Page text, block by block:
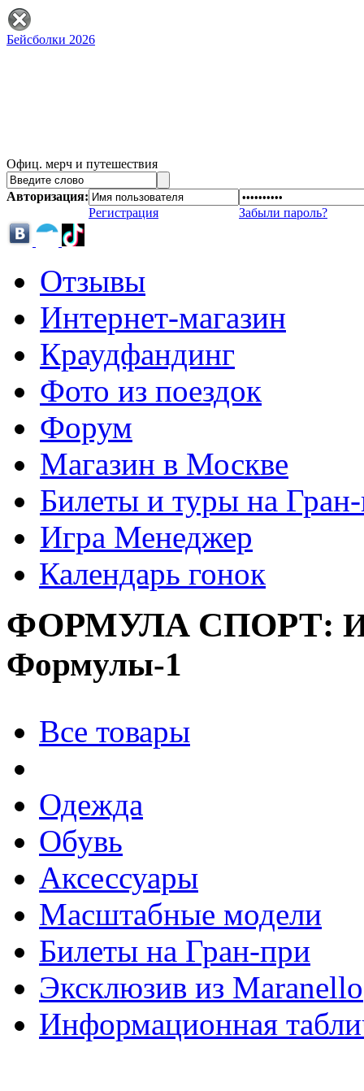
Бейсболки 2026
Офиц. мерч и путешествия
Авторизация:
Регистрация
Забыли пароль?
Отзывы
Интернет-магазин
Краудфандинг
Фото из поездок
Форум
Магазин в Москве
Билеты и туры на
Игра Менеджер
Календарь гонок
ФОРМУЛА СПОРТ:
Формулы-1
Все товары
Одежда
Обувь
Аксессуары
Масштабные модели
Билеты на Гран-при
Эксклюзив из Maranello
Информационная